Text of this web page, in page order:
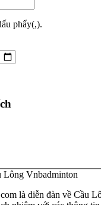
phẩy(,).
Lông Vnbadminton
là diễn đàn về Cầu